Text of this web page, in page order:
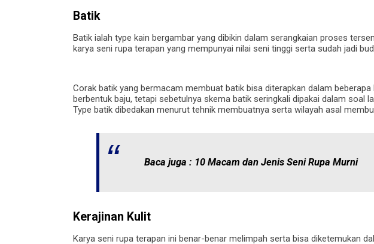
Batik
Batik ialah type kain bergambar yang dibikin dalam serangkaian proses
karya seni rupa terapan yang mempunyai nilai seni tinggi serta sudah jadi
Corak batik yang bermacam membuat batik bisa diterapkan dalam
berbentuk baju, tetapi sebetulnya skema batik seringkali dipakai dalam soal
Type batik dibedakan menurut tehnik membuatnya serta wilayah asal
Baca juga : 10 Macam dan Jenis Seni Rupa Murni
Kerajinan Kulit
Karya seni rupa terapan ini benar-benar melimpah serta bisa diketemukan